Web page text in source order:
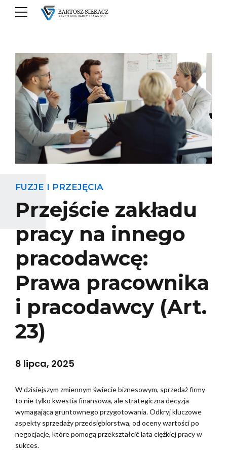
FUZJE I PRZEJĘCIA
Przejście zakładu
pracy na innego
pracodawcę:
Prawa pracownika
i pracodawcy (Art.
23)
8 lipca, 2025
W dzisiejszym zmiennym świecie biznesowym, sprzedaż firmy
to nie tylko kwestia finansowa, ale strategiczna decyzja
wymagająca gruntownego przygotowania. Odkryj kluczowe
aspekty sprzedaży przedsiębiorstwa, od oceny wartości po
negocjacje, które pomogą przekształcić lata ciężkiej pracy w
sukces.